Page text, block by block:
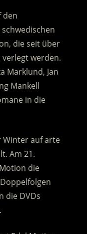
den
die seit über
verlegt werden.
Marklund, Jan
Mankell
in die
Winter auf arte
Am 21.
die
die DVDs